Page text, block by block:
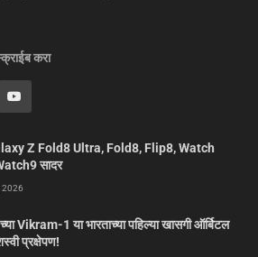
करा
Z Fold8 Ultra, Fold8, Flip8, Watch
सादर
2026
Vikram-1 या भारताच्या पहिल्या खासगी ऑर्बिटल
प्रक्षेपण!